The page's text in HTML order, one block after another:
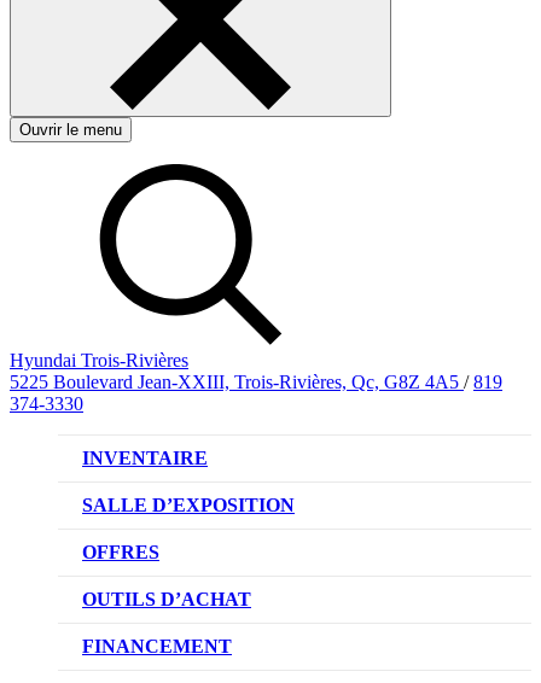
Ouvrir le menu
Hyundai Trois-Rivières
5225 Boulevard Jean-XXIII, Trois-Rivières, Qc, G8Z 4A5 / 819
374-3330
INVENTAIRE
VÉHICULES NEUFS
VÉHICULES D’OCCASION
SALLE D’EXPOSITION
OFFRES
OFFRE DE VÉHICULES NEUFS
OFFRES DU CONCESSIONNAIRE
OUTILS D’ACHAT
CL!QUEZ ET ACHETEZ HYUNDAI
FINANCEMENT